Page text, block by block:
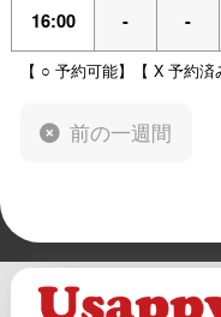
16:00 - -
【 ○ 予約可能】【 X 予約済
前の一週間